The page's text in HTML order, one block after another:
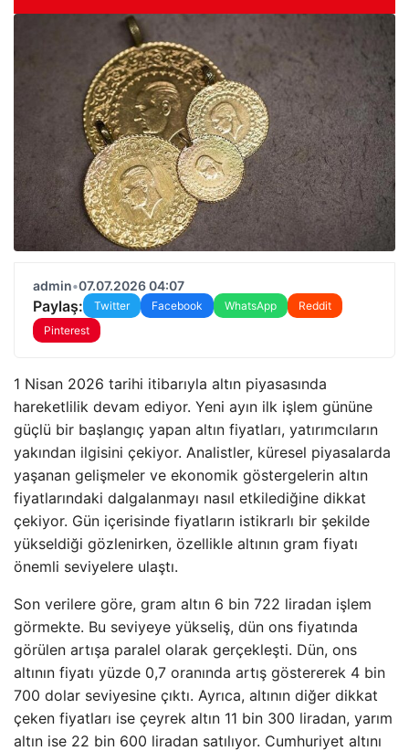
admin•07.07.2026 04:07
Paylaş: Twitter Facebook WhatsApp
Reddit
Pinterest
1 Nisan 2026 tarihi itibarıyla altın piyasasında
hareketlilik devam ediyor. Yeni ayın ilk işlem gününe
güçlü bir başlangıç yapan altın fiyatları, yatırımcıların
yakından ilgisini çekiyor. Analistler, küresel piyasalarda
yaşanan gelişmeler ve ekonomik göstergelerin altın
fiyatlarındaki dalgalanmayı nasıl etkilediğine dikkat
çekiyor. Gün içerisinde fiyatların istikrarlı bir şekilde
yükseldiği gözlenirken, özellikle altının gram fiyatı
önemli seviyelere ulaştı.
Son verilere göre, gram altın 6 bin 722 liradan işlem
görmekte. Bu seviyeye yükseliş, dün ons fiyatında
görülen artışa paralel olarak gerçekleşti. Dün, ons
altının fiyatı yüzde 0,7 oranında artış göstererek 4 bin
700 dolar seviyesine çıktı. Ayrıca, altının diğer dikkat
çeken fiyatları ise çeyrek altın 11 bin 300 liradan, yarım
altın ise 22 bin 600 liradan satılıyor. Cumhuriyet altını